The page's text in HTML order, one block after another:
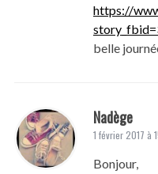
https://
belle
Nadège
1 février 2017 à
Bonjour,